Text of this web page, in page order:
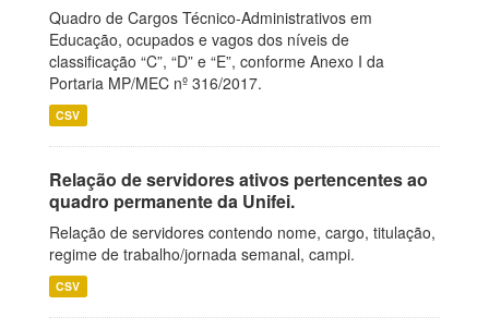
Quadro de Cargos Técnico-Administrativos em
Educação, ocupados e vagos dos níveis de
classificação “C”, “D” e “E”, conforme Anexo I da
Portaria MP/MEC nº 316/2017.
CSV
Relação de servidores ativos pertencentes ao
quadro permanente da Unifei.
Relação de servidores contendo nome, cargo, titulação,
regime de trabalho/jornada semanal, campi.
CSV